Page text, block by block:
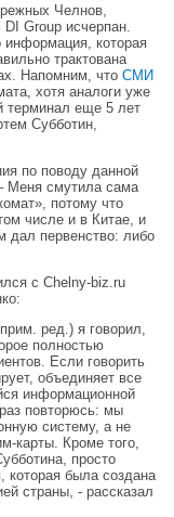
Челнов,
Group исчерпан.
которая
трактована
Напомним, что СМИ
хотя аналоги уже
терминал еще 5 лет
Субботин,
по поводу данной
Меня смутила сама
потому что
числе и в Китае, и
дал первенство: либо
с Chelny-biz.ru
ред.) я говорил,
полностью
Если говорить
объединяет все
информационной
повторюсь: мы
систему, а не
карты. Кроме того,
просто
которая была создана
страны, - рассказал